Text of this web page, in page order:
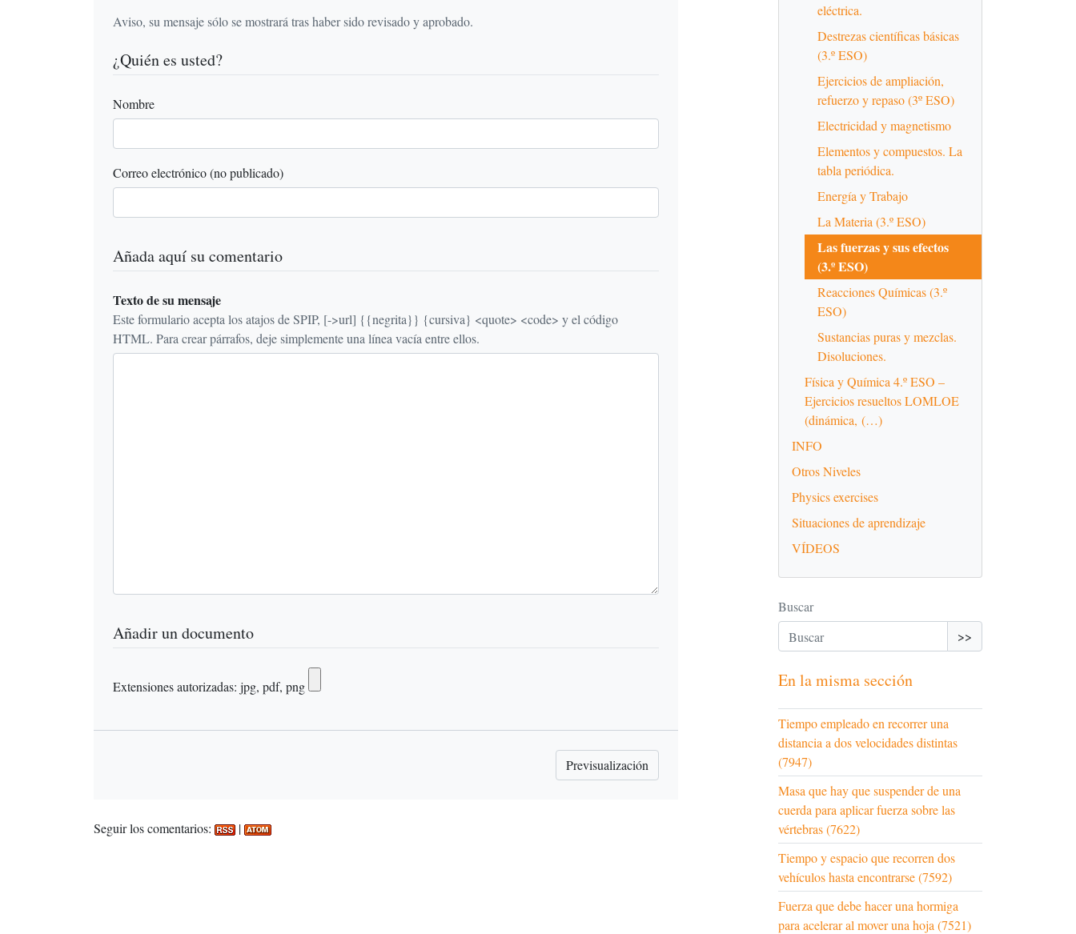
Aviso, su mensaje sólo se mostrará tras haber sido revisado y aprobado.
¿Quién es usted?
Nombre
Correo electrónico (no publicado)
Añada aquí su comentario
Texto de su mensaje
Este formulario acepta los atajos de SPIP, [->url] {{negrita}} {cursiva} <quote> <code> y el código
HTML. Para crear párrafos, deje simplemente una línea vacía entre ellos.
Añadir un documento
Extensiones autorizadas: jpg, pdf, png
Seguir los comentarios: |
eléctrica.
Destrezas científicas básicas
(3.º ESO)
Ejercicios de ampliación,
refuerzo y repaso (3º ESO)
Electricidad y magnetismo
Elementos y compuestos. La
tabla periódica.
Energía y Trabajo
La Materia (3.º ESO)
Las fuerzas y sus efectos
(3.º ESO)
Reacciones Químicas (3.º
ESO)
Sustancias puras y mezclas.
Disoluciones.
Física y Química 4.º ESO –
Ejercicios resueltos LOMLOE
(dinámica, (…)
INFO
Otros Niveles
Physics exercises
Situaciones de aprendizaje
VÍDEOS
Buscar
>>
En la misma sección
Tiempo empleado en recorrer una
distancia a dos velocidades distintas
(7947)
Masa que hay que suspender de una
cuerda para aplicar fuerza sobre las
vértebras (7622)
Tiempo y espacio que recorren dos
vehículos hasta encontrarse (7592)
Fuerza que debe hacer una hormiga
para acelerar al mover una hoja (7521)